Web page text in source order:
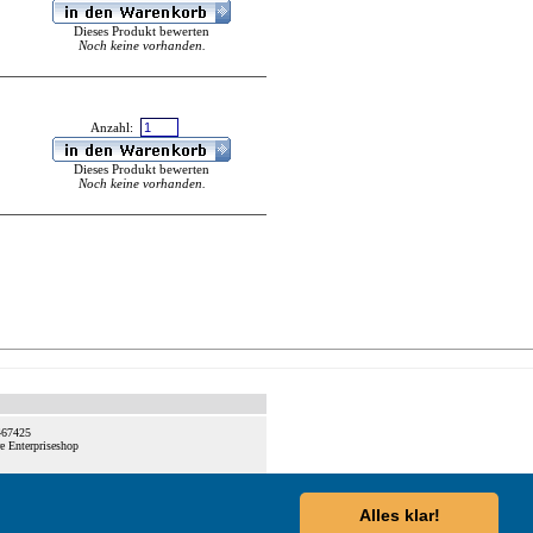
Alles klar!
Dieses Produkt bewerten
Noch keine vorhanden.
Anzahl:
Dieses Produkt bewerten
Noch keine vorhanden.